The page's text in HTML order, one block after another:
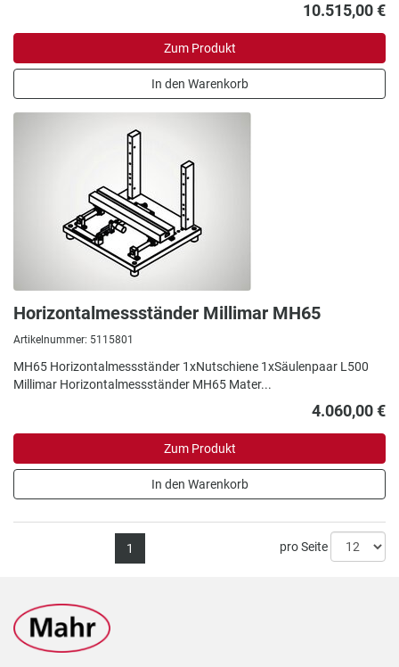
10.515,00 €
Zum Produkt
In den Warenkorb
Horizontalmessständer Millimar MH65
Artikelnummer: 5115801
MH65 Horizontalmessständer 1xNutschiene 1xSäulenpaar L500
Millimar Horizontalmessständer MH65 Mater...
4.060,00 €
Zum Produkt
In den Warenkorb
1 pro Seite